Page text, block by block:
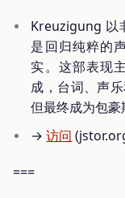
Kreuzigung 以
是回归纯粹的
实。这部表现
成，台词、声
但最终成为包豪
→访问
===